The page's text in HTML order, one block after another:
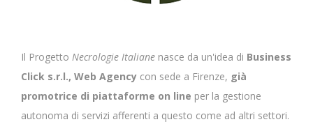
Il Progetto Necrologie Italiane nasce da un'idea di Business
Click s.r.l., Web Agency con sede a Firenze, già
promotrice di piattaforme on line per la gestione
autonoma di servizi afferenti a questo come ad altri settori.